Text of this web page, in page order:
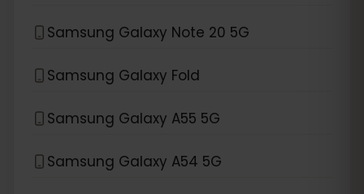
Samsung Galaxy Note 20 5G
Samsung Galaxy Fold
Samsung Galaxy A55 5G
Samsung Galaxy A54 5G